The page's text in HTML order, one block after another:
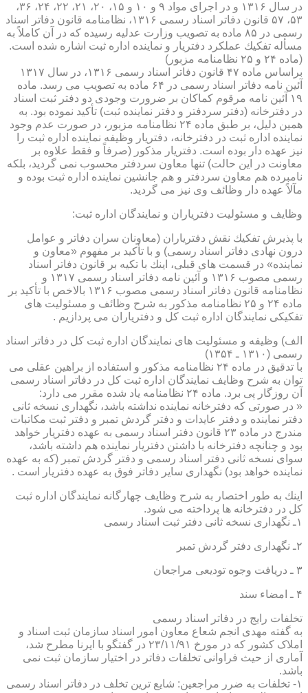
در سال ۱۳۱۶ و در اجرای مواد ۹ و ۱۰ و ۱۵، ۲۰، ۲۱، ۲۲، ۲۴، ۳۶،
۵۳، ۵۷ قانون دفاتر اسناد رسمی ۱۳۱۶، نظامنامه قانون دفاتر اسناد
رسمی در ۸۵ ماده به تصویب وزارت عدلیه رسیده كه در آن كاملاً به
مسأله تفكیك عملكرد دفتریار و نماینده اداره ثبت اشاره شده است.
(ماده ۲۴ و ۲۵ نظامنامه مزبور)
براساس ماده ۴۷ قانون دفاتر اسناد رسمی ۱۳۱۶، در سال ۱۳۱۷
آئین نامه دفاتر اسناد رسمی در ۶۴ ماده به تصویب می رسد. ماده
۱۹ آئین نامه مرقوم كماكان بر ضرورت وجودی دو دفتر ثبت اسناد
در دفترخانه (دفتر سردفتر و دفتر نماینده ثبت) تأكید نموده بود. به
همین دلیل، بر طبق ماده ۲۴ نظامنامه مزبور، در صورت عدم وجود
نماینده اداره ثبت در دفترخانه، دفتریار وظیفه نماینده اداره ثبت را
نیز عهده دار بوده است. دفتریار مذكور (صرفاً و فقط علاوه بر
معاونت در این حالت) تنها معاون سردفتر محسوب نمی گردید، بلكه
نامبرده هم معاون سردفتر و هم جانشین نماینده اداره ثبت بوده و
مآلاً عهده دار وظائف وی نیز می گردید.
وظایف و مسئولیت دفتریاران و نمایندگان اداره ثبت:
با پذیرش تفكیك نقش دفتریاران (معاونان سران دفاتر و عوامل
درون نهادی دفاتر اسناد رسمی) و با تأكید بر مفهوم «معاون و
نماینده» در قسمت های قبلی، اینك با تكیه بر قانون دفاتر اسناد
رسمی مصوب ۱۳۱۶ و آئین نامه دفاتر اسناد رسمی ۱۳۱۷ و
نظامنامه قانون دفاتر اسناد رسمی مصوب ۱۳۱۶ بالاخص با تأكید بر
ماده ۲۴ و ۲۵ نظامنامه مذكور به شرح وظائف و مسئولیت های
تفكیكی نمایندگان اداره ثبت كل و دفتریاران می پردازیم .
الف) وظیفه و مسئولیت های نمایندگان اداره ثبت كل در دفاتر اسناد
رسمی (۱۳۱۰ ـ ۱۳۵۴)
با تدقیق در ماده ۲۴ نظامنامه مذكور و استفاده از براهین عقلی می
توان به شرح وظایف نمایندگان اداره ثبت كل در دفاتر اسناد رسمی
آن روزگار پی برد. ماده ۲۴ نظامنامه یاد شده مقرر می دارد:
« در صورتی كه دفترخانه نماینده نداشته باشد، نگهداری نسخه ثانی
دفتر نماینده و دفتر عایدات و دفتر گردش تمبر و دفتر ثبت مكاتبات
مندرج در ماده ۲۳ قانون دفتر اسناد رسمی به عهده دفتریار خواهد
بود و چنانچه دفترخانه با داشتن دفتریار نماینده هم داشته باشد،
سوای نسخه ثانی دفتر اسناد رسمی و دفتر گردش تمبر (كه به عهده
نماینده خواهد بود) نگهداری سایر دفاتر فوق به عهده دفتریار است .
اینك به طور اختصار به شرح وظایف چهارگانه نمایندگان اداره ثبت
كل در دفترخانه ها پرداخته می شود.
۱ـ نگهداری نسخه ثانی دفتر ثبت اسناد رسمی
۲ـ نگهداری دفتر گردش تمبر
۳ ـ دریافت وجوه تودیعی مراجعان
۴ ـ امضاء سند
تخلفات رایج در دفاتر اسناد رسمی
به گفته مهدی انجم شعاع معاون امور اسناد سازمان ثبت اسناد و
املاک کشور که در مورخ ۲۳/۱۱/۹۱ در گفتگو با ایرنا مطرح شد،
آماری از حیث فراوانی تخلفات دفاتر در اختیار سازمان ثبت نمی
باشد.
۱- تخلفات به ضرر مراجعین: شایع ترین تخلف در دفاتر اسناد رسمی